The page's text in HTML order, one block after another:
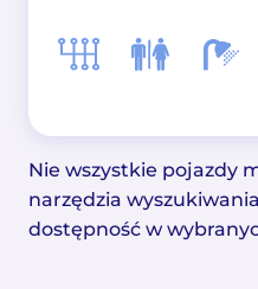
Nie wszystkie pojazdy
narzędzia
dostępność w